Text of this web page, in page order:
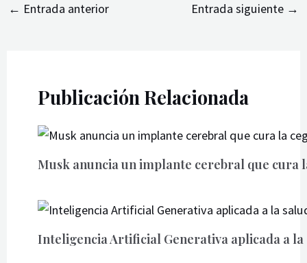
← Entrada anterior Entrada siguiente →
Publicación Relacionada
Musk anuncia un implante cerebral que cura
Inteligencia Artificial Generativa aplicada a la